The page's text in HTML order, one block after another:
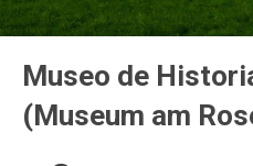
Museo de
(Museum am